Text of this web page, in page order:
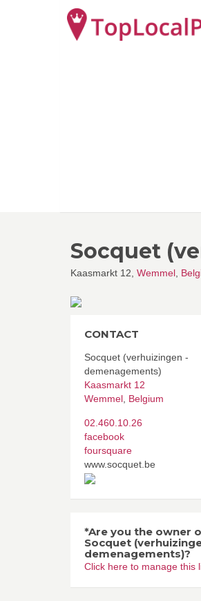
Socquet
Kaasmarkt 12, Wemmel
CONTACT
Socquet (verhuizingen -
demenagements)
Kaasmarkt 12
Wemmel Belgium
02.460.10.26
facebook
foursquare
www.socquet.be
*Are you the owner
Socquet
demenagements)?
Click here to manage this